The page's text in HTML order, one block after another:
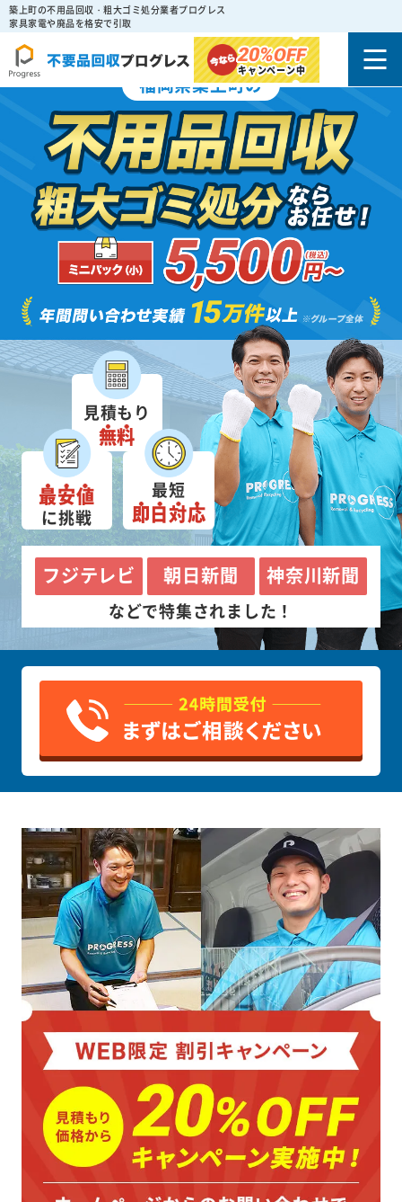
築上町の不用品回収・粗大ゴミ処分業者プログレス
家具家電や廃品を格安で引取
20%OFF
キャンペーン中
福岡県築上町の
見積もり
無料
最安値
に挑戦
最短
即日対応
フジテレビ 朝日新聞 神奈川新聞
などで特集されました！